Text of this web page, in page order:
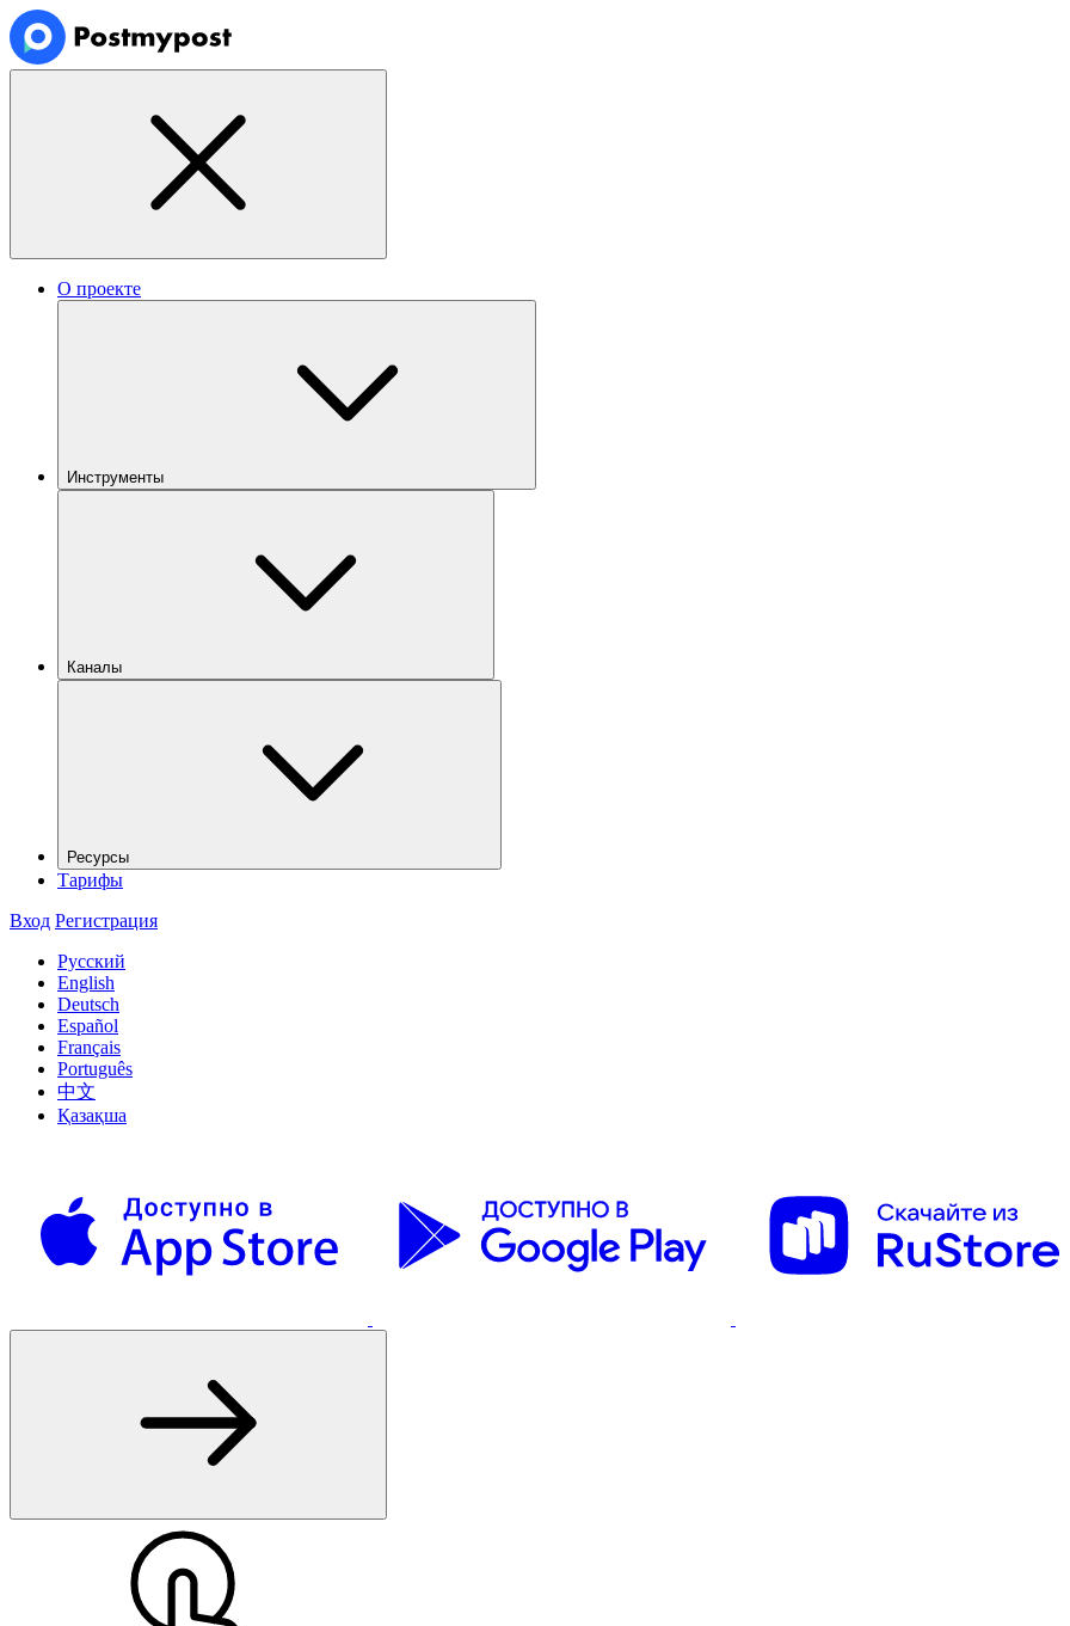
О проекте
Инструменты
Каналы
Ресурсы
Тарифы
Вход Регистрация
Русский
English
Deutsch
Español
Français
Português
中文
Қазақша